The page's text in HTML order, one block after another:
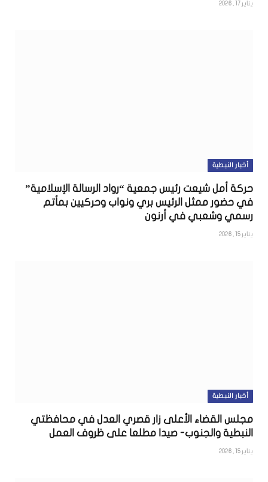
يناير 17, 2026
أخبار النبطية
حركة أمل شيعت رئيس جمعية “رواد الرسالة الإسلامية”
في حضور ممثل الرئيس بري ونواب وحركيين بمأتم
رسمي وشعبي في أرنون
يناير 15, 2026
أخبار النبطية
مجلس القضاء الأعلى زار قصري العدل في محافظتي
النبطية والجنوب- صيدا مطلعا على ظروف العمل
يناير 15, 2026